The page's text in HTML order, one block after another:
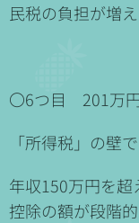
民税の負担が増え
〇6つ目 201万
「所得税」の壁で
年収150万円を
控除の額が段階